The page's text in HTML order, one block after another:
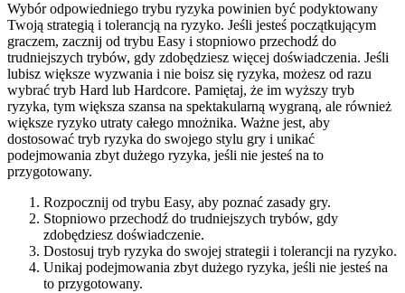
Wybór odpowiedniego trybu ryzyka powinien być podyktowany
Twoją strategią i tolerancją na ryzyko. Jeśli jesteś początkującym
graczem, zacznij od trybu Easy i stopniowo przechodź do
trudniejszych trybów, gdy zdobędziesz więcej doświadczenia. Jeśli
lubisz większe wyzwania i nie boisz się ryzyka, możesz od razu
wybrać tryb Hard lub Hardcore. Pamiętaj, że im wyższy tryb
ryzyka, tym większa szansa na spektakularną wygraną, ale również
większe ryzyko utraty całego mnożnika. Ważne jest, aby
dostosować tryb ryzyka do swojego stylu gry i unikać
podejmowania zbyt dużego ryzyka, jeśli nie jesteś na to
przygotowany.
Rozpocznij od trybu Easy, aby poznać zasady gry.
Stopniowo przechodź do trudniejszych trybów, gdy
zdobędziesz doświadczenie.
Dostosuj tryb ryzyka do swojej strategii i tolerancji na ryzyko.
Unikaj podejmowania zbyt dużego ryzyka, jeśli nie jesteś na
to przygotowany.